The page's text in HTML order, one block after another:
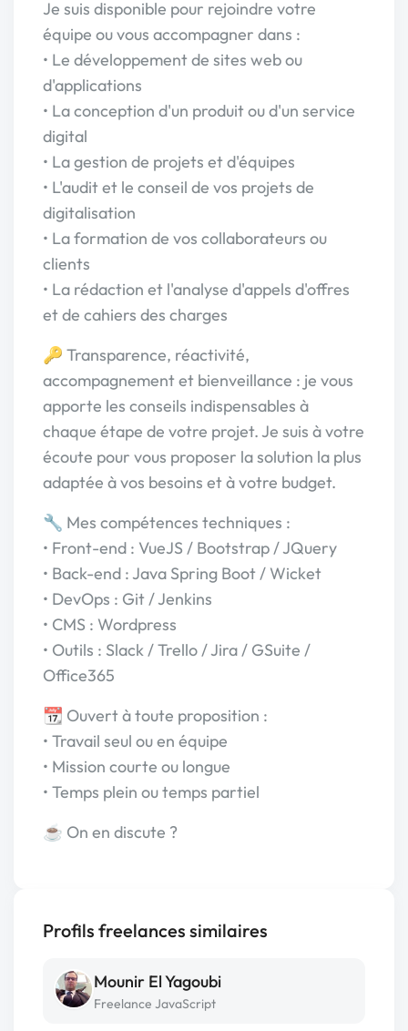
Je suis disponible pour rejoindre votre
équipe ou vous accompagner dans :
• Le développement de sites web ou
d'applications
• La conception d'un produit ou d'un service
digital
• La gestion de projets et d'équipes
• L'audit et le conseil de vos projets de
digitalisation
• La formation de vos collaborateurs ou
clients
• La rédaction et l'analyse d'appels d'offres
et de cahiers des charges
🔑 Transparence, réactivité,
accompagnement et bienveillance : je vous
apporte les conseils indispensables à
chaque étape de votre projet. Je suis à votre
écoute pour vous proposer la solution la plus
adaptée à vos besoins et à votre budget.
🔧 Mes compétences techniques :
• Front-end : VueJS / Bootstrap / JQuery
• Back-end : Java Spring Boot / Wicket
• DevOps : Git / Jenkins
• CMS : Wordpress
• Outils : Slack / Trello / Jira / GSuite /
Office365
📆 Ouvert à toute proposition :
• Travail seul ou en équipe
• Mission courte ou longue
• Temps plein ou temps partiel
☕ On en discute ?
Profils freelances similaires
Mounir El Yagoubi
Freelance JavaScript